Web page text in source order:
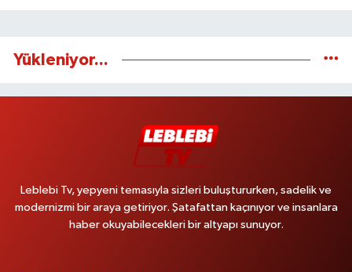
Yükleniyor...
Leblebi Tv, yepyeni temasıyla sizleri buluştururken, sadelik ve
modernizmi bir araya getiriyor. Şatafattan kaçınıyor ve insanlara
haber okuyabilecekleri bir altyapı sunuyor.